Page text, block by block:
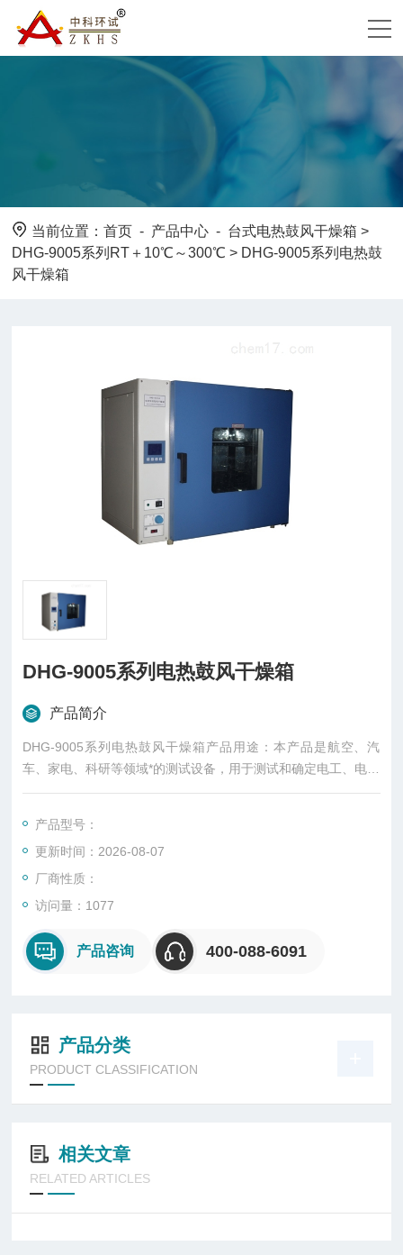
当前位置：首页 - 产品中心 - 台式电热鼓风干燥箱 >
DHG-9005系列RT＋10℃～300℃ > DHG-9005系列电热鼓
风干燥箱
DHG-9005系列电热鼓风干燥箱
产品简介
DHG-9005系列电热鼓风干燥箱产品用途：本产品是航空、汽
车、家电、科研等领域*的测试设备，用于测试和确定电工、电子
及其他产品及材料进行高温试验的温度环境变化后的参数及性
产品型号：
更新时间：2026-08-07
厂商性质：
访问量：1077
产品咨询 400-088-6091
产品分类
PRODUCT CLASSIFICATION
相关文章
RELATED ARTICLES